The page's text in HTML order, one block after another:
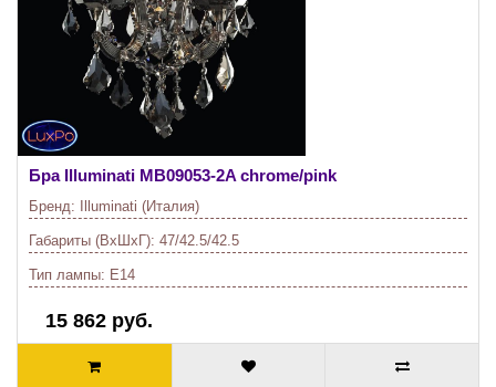
Бра Illuminati MB09053-2A chrome/pink
Бренд: Illuminati (Италия)
Габариты (ВхШхГ): 47/42.5/42.5
Тип лампы: E14
15 862 руб.